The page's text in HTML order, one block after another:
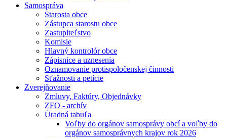
Samospráva
Starosta obce
Zástupca starostu obce
Zastupiteľstvo
Komisie
Hlavný kontrolór obce
Zápisnice a uznesenia
Oznamovanie protispoločenskej činnosti
Sťažnosti a petície
Zverejňovanie
Zmluvy, Faktúry, Objednávky
ZFO - archív
Úradná tabuľa
Voľby do orgánov samosprávy obcí a voľby do
orgánov samosprávnych krajov rok 2026